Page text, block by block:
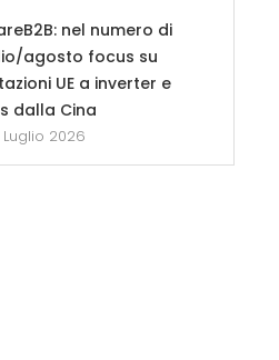
nel numero di
agosto focus su
UE a inverter e
dalla Cina
2026